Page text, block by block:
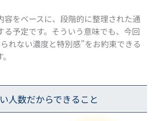
容をベースに、段階的に整理された通
る予定です。そういう意味でも、今回
れない濃度と特別感”をお約束できる
人数だからできること